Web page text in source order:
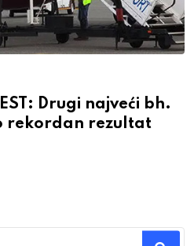
Drugi najveći bh.
rekordan rezultat